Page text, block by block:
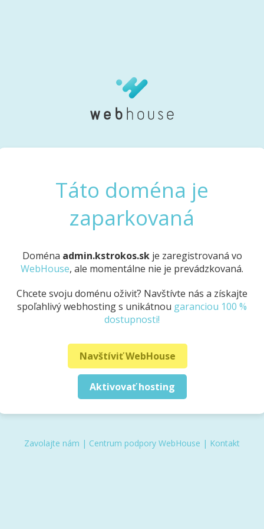
Táto doména je
zaparkovaná
Doména admin.kstrokos.skje zaregistrovaná vo
WebHouse, ale momentálne nie je prevádzkovaná.
Chcete svoju doménu oživiť? Navštívte nás a získajte
spoľahlivý webhosting s unikátnou garanciou 100 %
dostupnosti!
Navštíviť WebHouse
Aktivovať hosting
Zavolajte nám | Centrum podpory WebHouse | Kontakt